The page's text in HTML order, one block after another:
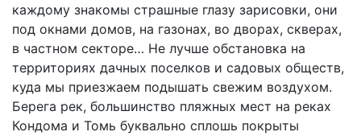
каждому знакомы страшные глазу зарисовки, они
под окнами домов, на газонах, во дворах, скверах,
в частном секторе… Не лучше обстановка на
территориях дачных поселков и садовых обществ,
куда мы приезжаем подышать свежим воздухом.
Берега рек, большинство пляжных мест на реках
Кондома и Томь буквально сплошь покрыты